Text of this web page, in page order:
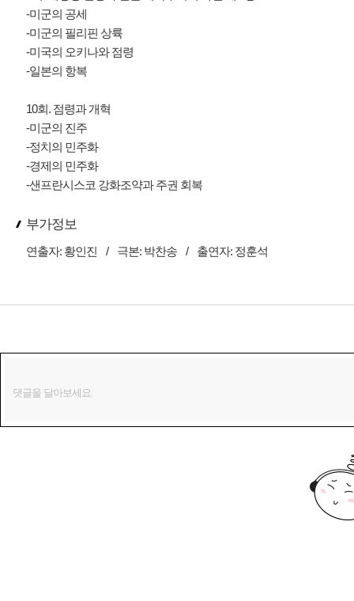
-미군의 공세
-미군의 필리핀 상륙
-미국의 오키나와 점령
-일본의 항복
10회. 점령과 개혁
-미군의 진주
-정치의 민주화
-경제의 민주화
-샌프란시스코 강화조약과 주권 회복
부가정보
연출자: 황인진 / 극본: 박찬송 / 출연자: 정훈석